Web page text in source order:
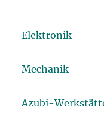
Elektronik
Mechanik
Azubi-